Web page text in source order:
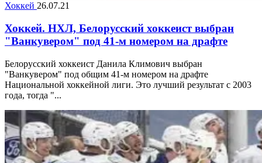
Хоккей 26.07.21
Хоккей. НХЛ, Белорусский хоккеист выбран
"Ванкувером" под 41-м номером на драфте
Белорусский хоккеист Данила Климович выбран
"Ванкувером" под общим 41-м номером на драфте
Национальной хоккейной лиги. Это лучший результат с 2003
года, тогда "...